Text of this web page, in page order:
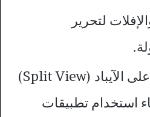
لتحرير
دعم تعدد المهام على الآيباد (Split View)
استخدام تطبيقات